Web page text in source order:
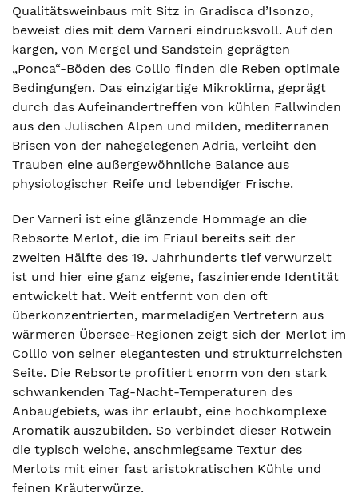
Qualitätsweinbaus mit Sitz in Gradisca d’Isonzo,
beweist dies mit dem Varneri eindrucksvoll. Auf den
kargen, von Mergel und Sandstein geprägten
„Ponca“-Böden des Collio finden die Reben optimale
Bedingungen. Das einzigartige Mikroklima, geprägt
durch das Aufeinandertreffen von kühlen Fallwinden
aus den Julischen Alpen und milden, mediterranen
Brisen von der nahegelegenen Adria, verleiht den
Trauben eine außergewöhnliche Balance aus
physiologischer Reife und lebendiger Frische.
Der Varneri ist eine glänzende Hommage an die
Rebsorte Merlot, die im Friaul bereits seit der
zweiten Hälfte des 19. Jahrhunderts tief verwurzelt
ist und hier eine ganz eigene, faszinierende Identität
entwickelt hat. Weit entfernt von den oft
überkonzentrierten, marmeladigen Vertretern aus
wärmeren Übersee-Regionen zeigt sich der Merlot im
Collio von seiner elegantesten und strukturreichsten
Seite. Die Rebsorte profitiert enorm von den stark
schwankenden Tag-Nacht-Temperaturen des
Anbaugebiets, was ihr erlaubt, eine hochkomplexe
Aromatik auszubilden. So verbindet dieser Rotwein
die typisch weiche, anschmiegsame Textur des
Merlots mit einer fast aristokratischen Kühle und
feinen Kräuterwürze.